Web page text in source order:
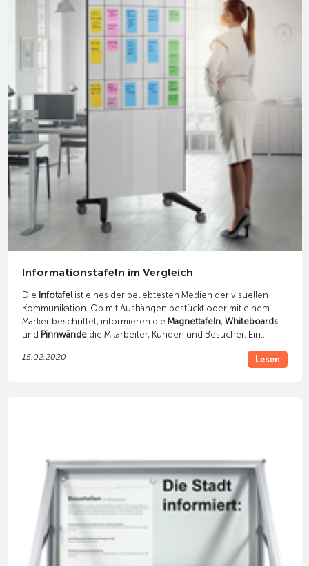
Informationstafeln im Vergleich
Die Infotafelist eines der beliebtesten Medien der visuellen
Kommunikation. Ob mit Aushängen bestückt oder mit einem
Marker beschriftet, informieren die Magnettafeln, Whiteboards
und Pinnwändedie Mitarbeiter, Kunden und Besucher. Ein
finden Sie in unserem Blogartikel.
15.02.2020 Lesen